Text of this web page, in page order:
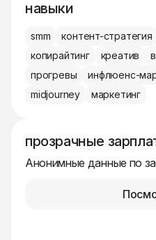
навыки
smm контент-стратегия
копирайтинг
креатив
прогревы
инфлюенс-
midjourney
маркетинг
прозрачные
Анонимные данные по